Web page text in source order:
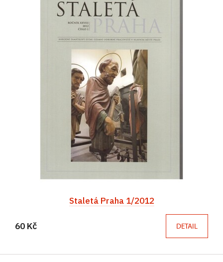
Staletá Praha 1/2012
60 Kč DETAIL